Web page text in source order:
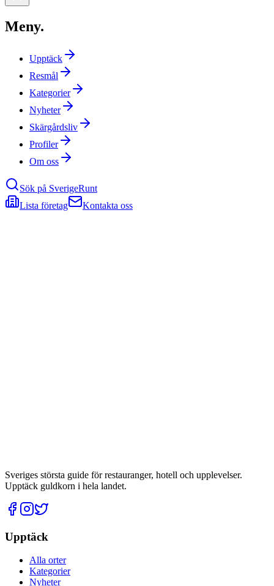
Meny.
Upptäck
Resmål
Kategorier
Nyheter
Skärgårdsliv
Profiler
Om oss
Sök på SverigeRunt
Lista företag
Kontakta oss
Sveriges största guide för restauranger, hotell och upplevelser.
Upptäck guldkorn i hela landet.
Upptäck
Alla orter
Kategorier
Nyheter